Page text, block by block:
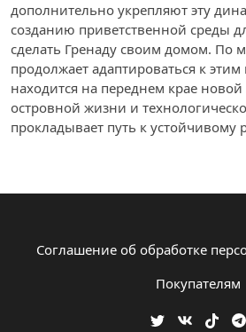
дополнительно укрепляют эту
созданию приветственной среды
сделать Гренаду своим домом. По
продолжает адаптироваться к
находится на переднем крае
островной жизни и
прокладывает путь к устойчивому
Соглашение об обработке
Покупателям